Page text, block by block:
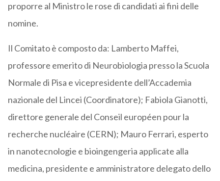
proporre al Ministro le rose di candidati ai fini delle
nomine.
Il Comitato è composto da: Lamberto Maffei,
professore emerito di Neurobiologia presso la Scuola
Normale di Pisa e vicepresidente dell’Accademia
nazionale del Lincei (Coordinatore); Fabiola Gianotti,
direttore generale del Conseil européen pour la
recherche nucléaire (CERN); Mauro Ferrari, esperto
in nanotecnologie e bioingengeria applicate alla
medicina, presidente e amministratore delegato dello